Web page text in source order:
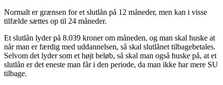
Normalt er grænsen for et slutlån på 12 måneder, men kan i visse
tilfælde sættes op til 24 måneder.
Et slutlån lyder på 8.039 kroner om måneden, og man skal huske at
når man er færdig med uddannelsen, så skal slutlånet tilbagebetales.
Selvom det lyder som et højt beløb, så skal man også huske på, at et
slutlån er det eneste man får i den periode, da man ikke har mere SU
tilbage.